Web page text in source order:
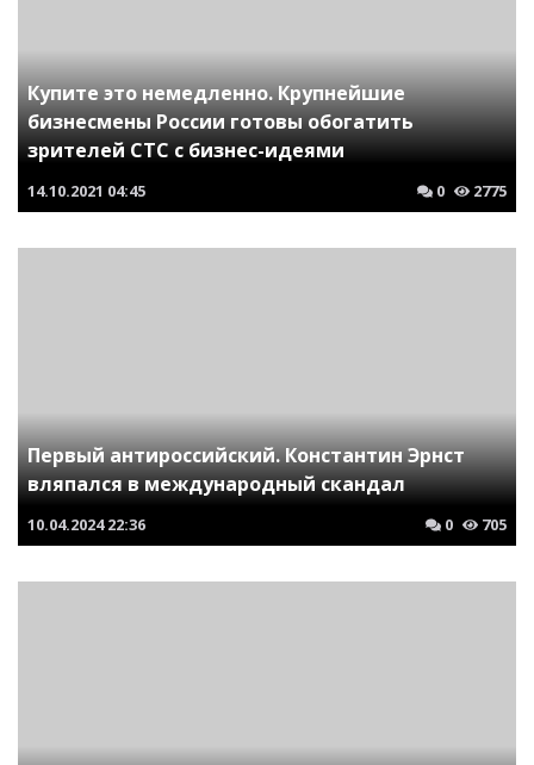
Купите это немедленно. Крупнейшие
бизнесмены России готовы обогатить
зрителей СТС с бизнес-идеями
14.10.2021 04:45 0 2775
Первый антироссийский. Константин Эрнст
вляпался в международный скандал
10.04.2024 22:36 0 705